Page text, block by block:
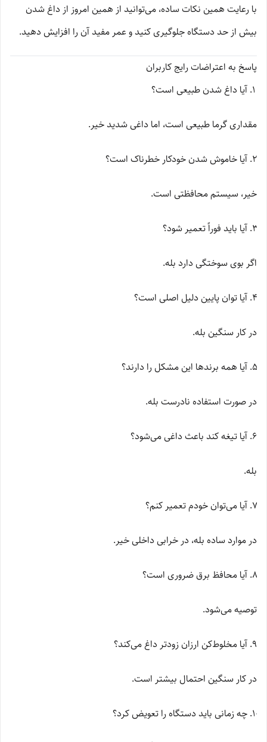
با رعایت همین نکات ساده، می‌توانید از همین امروز از داغ شدن
بیش از حد دستگاه جلوگیری کنید و عمر مفید آن را افزایش دهید.
پاسخ به اعتراضات رایج کاربران
آیا داغ شدن طبیعی است؟
مقداری گرما طبیعی است، اما داغی شدید خیر.
آیا خاموش شدن خودکار خطرناک است؟
خیر، سیستم محافظتی است.
آیا باید فوراً تعمیر شود؟
اگر بوی سوختگی دارد بله.
آیا توان پایین دلیل اصلی است؟
در کار سنگین بله.
آیا همه برندها این مشکل را دارند؟
در صورت استفاده نادرست بله.
آیا تیغه کند باعث داغی می‌شود؟
بله.
آیا می‌توان خودم تعمیر کنم؟
در موارد ساده بله، در خرابی داخلی خیر.
آیا محافظ برق ضروری است؟
توصیه می‌شود.
آیا مخلوط‌کن ارزان زودتر داغ می‌کند؟
در کار سنگین احتمال بیشتر است.
چه زمانی باید دستگاه را تعویض کرد؟